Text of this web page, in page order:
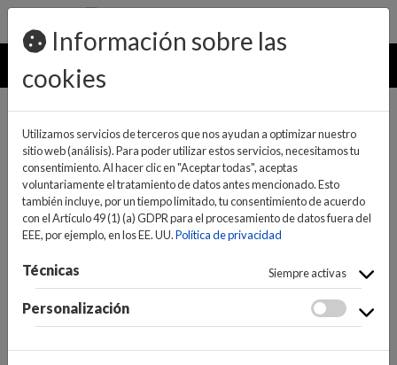
pedidos@ideaelectrodomesticos.com
924 047 836
MENU
INICIO>INFORMÁTICA Y NUEVAS TECNOLOGÍAS>
Información sobre las
cookies
Utilizamos servicios de terceros que nos ayudan a optimizar nuestro
sitio web (análisis). Para poder utilizar estos servicios, necesitamos tu
consentimiento. Al hacer clic en "Aceptar todas", aceptas
voluntariamente el tratamiento de datos antes mencionado. Esto
también incluye, por un tiempo limitado, tu consentimiento de acuerdo
con el Artículo 49 (1) (a) GDPR para el procesamiento de datos fuera del
EEE, por ejemplo, en los EE. UU.Política de privacidad
Técnicas Siempre activas
Personalización